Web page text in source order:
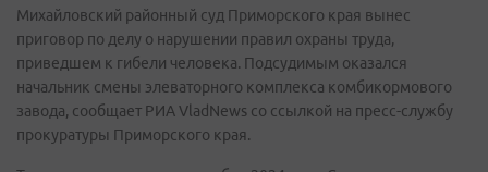
Михайловский районный суд Приморского края вынес
приговор по делу о нарушении правил охраны труда,
приведшем к гибели человека. Подсудимым оказался
начальник смены элеваторного комплекса комбикормового
завода, сообщает РИА VladNews со ссылкой на пресс-службу
прокуратуры Приморского края.